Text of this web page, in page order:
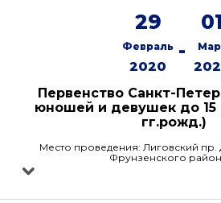
29
Февраль
2020
-
01
Первенство Санкт-
юношей и девушек до 15
гг.рожд.)
Место проведения: Лиговский
Фрунзенского